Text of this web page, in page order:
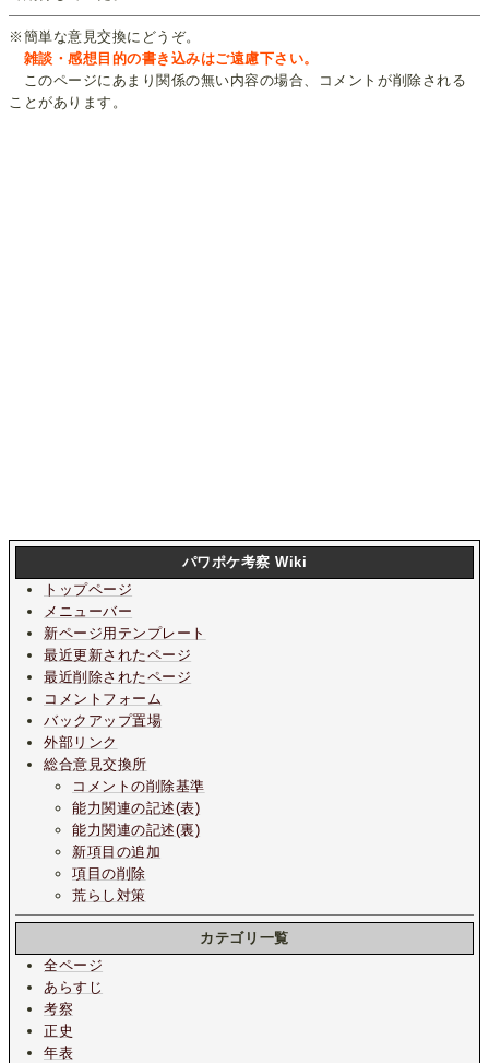
※簡単な意見交換にどうぞ。
雑談・感想目的の書き込みはご遠慮下さい。
このページにあまり関係の無い内容の場合、コメントが削除される
ことがあります。
パワポケ考察 Wiki
トップページ
メニューバー
新ページ用テンプレート
最近更新されたページ
最近削除されたページ
コメントフォーム
バックアップ置場
外部リンク
総合意見交換所
コメントの削除基準
能力関連の記述(表)
能力関連の記述(裏)
新項目の追加
項目の削除
荒らし対策
カテゴリ一覧
全ページ
あらすじ
考察
正史
年表